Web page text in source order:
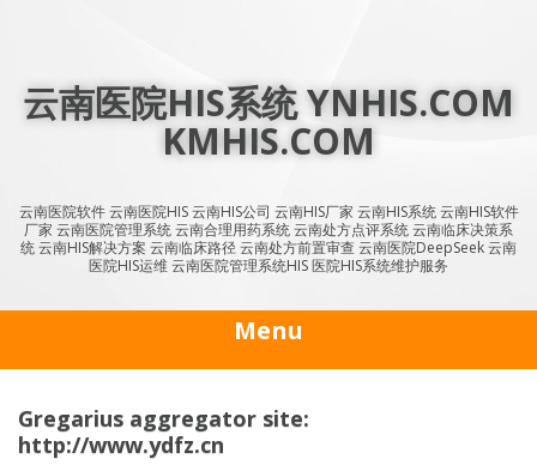
云南医院HIS系统 YNHIS.COM
KMHIS.COM
云南医院软件 云南医院HIS 云南HIS公司 云南HIS厂家 云南HIS系统 云南HIS软件
厂家 云南医院管理系统 云南合理用药系统 云南处方点评系统 云南临床决策系
统 云南HIS解决方案 云南临床路径 云南处方前置审查 云南医院DeepSeek 云南
医院HIS运维 云南医院管理系统HIS 医院HIS系统维护服务
Menu
Gregarius aggregator site:
http://www.ydfz.cn